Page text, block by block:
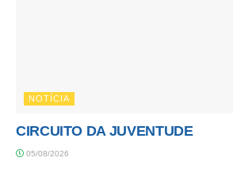
NOTÍCIA
CIRCUITO DA JUVENTUDE
05/08/2026